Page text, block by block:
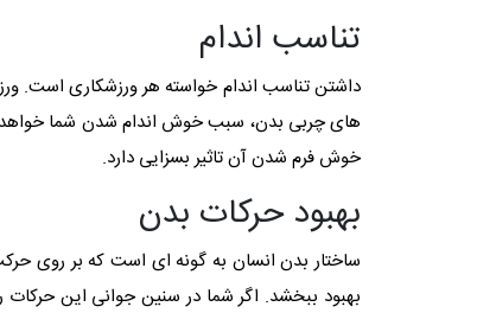
تناسب اندام
داشتن تناسب اندام خواسته هر ورزشکاری است.
های چربی بدن، سبب خوش اندام شدن شما
خوش فرم شدن آن تاثیر بسزایی دارد.
بهبود حرکات بدن
ساختار بدن انسان به گونه ای است که بر روی
بهبود ببخشد. اگر شما در سنین جوانی این حرکات